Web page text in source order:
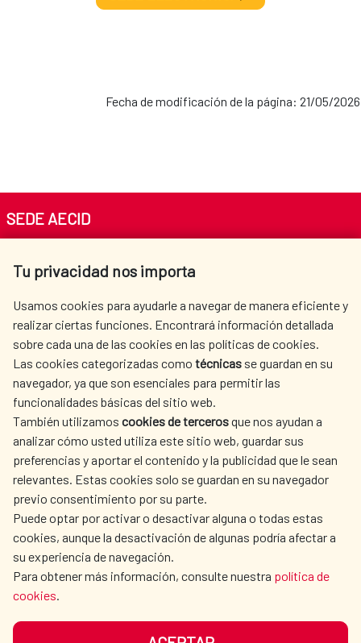
Fecha de modificación de la página: 21/05/2026
Tu privacidad nos importa
Usamos cookies para ayudarle a navegar de manera eficiente y
realizar ciertas funciones. Encontrará información detallada
sobre cada una de las cookies en las políticas de cookies.
Las cookies categorizadas como técnicas se guardan en su
navegador, ya que son esenciales para permitir las
funcionalidades básicas del sitio web.
También utilizamos cookies de tercerosque nos ayudan a
analizar cómo usted utiliza este sitio web, guardar sus
preferencias y aportar el contenido y la publicidad que le sean
relevantes. Estas cookies solo se guardan en su navegador
previo consentimiento por su parte.
Puede optar por activar o desactivar alguna o todas estas
cookies, aunque la desactivación de algunas podría afectar a
su experiencia de navegación.
Para obtener más información, consulte nuestra política de
cookies.
SEDE AECID
Tel. +34 900 20 30 54​​​​​​​
AECID
WHERE DO WE COOPERATE?
SPANISH HUMANITARIAN
ACTION
PRESS ROOM
CULTURE AND SCIENCE LIBRARY
OUR SOCIAL MEDIA